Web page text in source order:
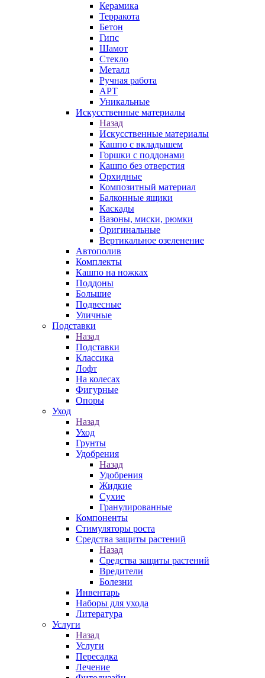
Керамика
Терракота
Бетон
Гипс
Шамот
Стекло
Металл
Ручная работа
АРТ
Уникальные
Искусственные материалы
Назад
Искусственные материалы
Кашпо с вкладышем
Горшки с поддонами
Кашпо без отверстия
Орхидные
Композитный материал
Балконные ящики
Каскады
Вазоны, миски, рюмки
Оригинальные
Вертикальное озеленение
Автополив
Комплекты
Кашпо на ножках
Поддоны
Большие
Подвесные
Уличные
Подставки
Назад
Подставки
Классика
Лофт
На колесах
Фигурные
Опоры
Уход
Назад
Уход
Грунты
Удобрения
Назад
Удобрения
Жидкие
Сухие
Гранулированные
Компоненты
Стимуляторы роста
Средства защиты растений
Назад
Средства защиты растений
Вредители
Болезни
Инвентарь
Наборы для ухода
Литература
Услуги
Назад
Услуги
Пересадка
Лечение